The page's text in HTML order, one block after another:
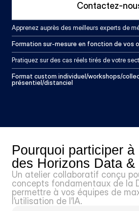
Pourquoi participer
des Horizons Data &
Un atelier collaboratif conçu
concepts fondamentaux de la
permettre à vos équipes de
l’utilisation de l’IA.
Contactez-
Apprenez auprès des meilleurs experts de
Formation sur-mesure en fonction de vos
Pratiquez sur des cas réels tirés de votre
Format custom individuel/workshops/
présentiel/distanciel